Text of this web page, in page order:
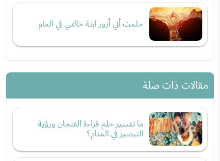
حلمت أني أزور ابنة خالتي في المام
مقالات ذات صلة
ما تفسير حلم قراءة الفنجان ورؤية
التبصير في المنام؟